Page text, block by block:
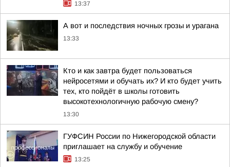
13:37
А вот и последствия ночных грозы и урагана
13:33
Кто и как завтра будет пользоваться
нейросетями и обучать их? И кто будет учить
тех, кто пойдёт в школы готовить
высокотехнологичную рабочую смену?
13:30
ГУФСИН России по Нижегородской области
приглашает на службу и обучение
13:25